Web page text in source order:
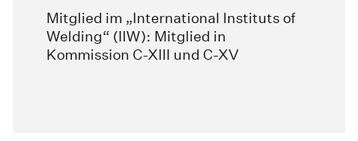
Mitglied im „International Instituts of
Welding“ (IIW): Mitglied in
Kommission C-XIII und C-XV